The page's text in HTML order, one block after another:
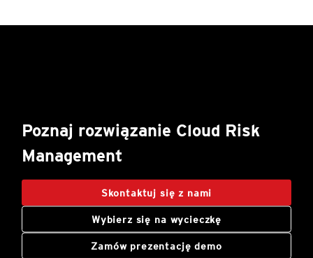
Poznaj rozwiązanie Cloud Risk
Management
Skontaktuj się z nami
Wybierz się na wycieczkę
Zamów prezentację demo